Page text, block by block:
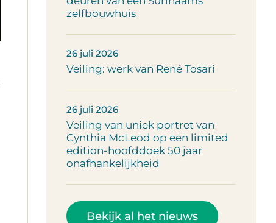
zelfbouwhuis
26 juli 2026
Veiling: werk van René Tosari
26 juli 2026
Veiling van uniek portret van
Cynthia McLeod op een limited
edition-hoofddoek 50 jaar
onafhankelijkheid
Bekijk al het nieuws